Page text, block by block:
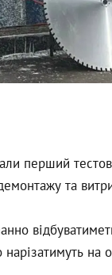
перший
та
нарізатимуть на